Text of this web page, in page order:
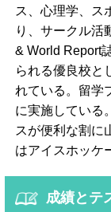
ス、心理学、ス
り、サークル活
& World Report
られる優良校と
れている。留学
に実施している
スが便利な割に
はアイスホッケ
成績とテ